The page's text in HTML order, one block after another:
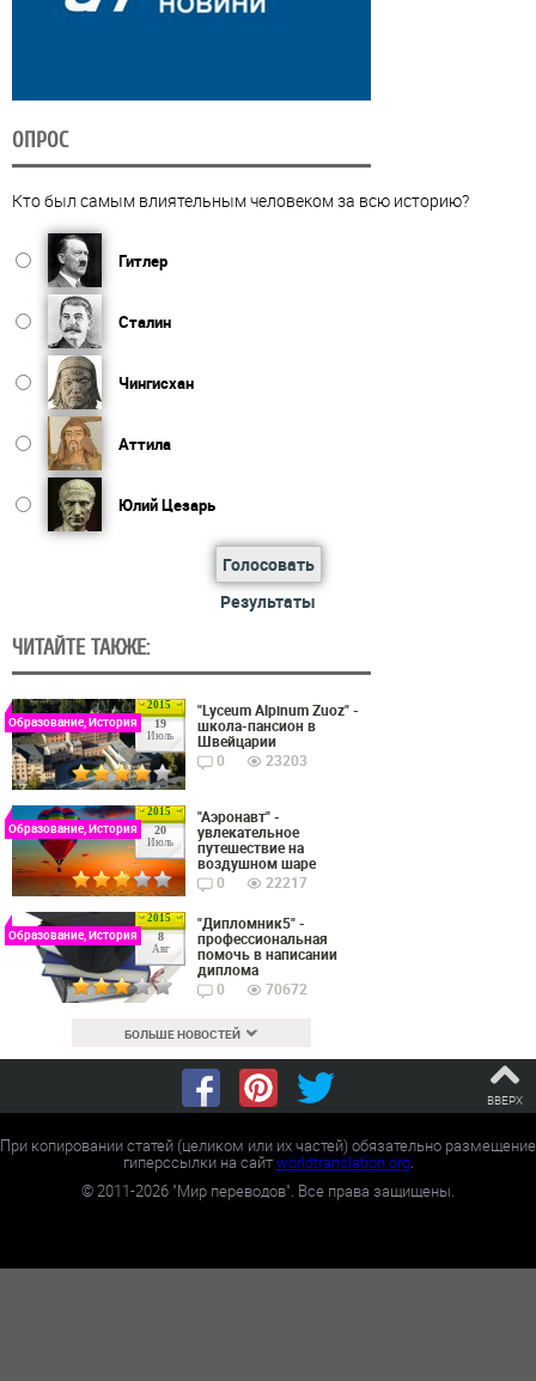
ОПРОС
Кто был самым влиятельным человеком за всю историю?
Гитлер
Сталин
Чингисхан
Аттила
Юлий Цезарь
Голосовать
Результаты
ЧИТАЙТЕ ТАКЖЕ:
2015
19
Июль
Образование, История
"Lyceum Alpinum Zuoz" -
школа-пансион в
Швейцарии
0
23203
2015
20
Июль
Образование, История
"Аэронавт" -
увлекательное
путешествие на
воздушном шаре
0
22217
2015
8
Авг
Образование, История
"Дипломник5" -
профессиональная
помочь в написании
диплома
0
70672
БОЛЬШЕ НОВОСТЕЙ
ВВЕРХ
При копировании статей (целиком или их частей) обязательно размещение
гиперссылки на сайтworldtranslation.org.
©2011-2026 "Мир переводов". Все права защищены.